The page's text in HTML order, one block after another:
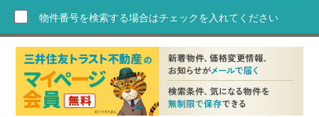
物件番号を検索する場合はチェックを入れてください